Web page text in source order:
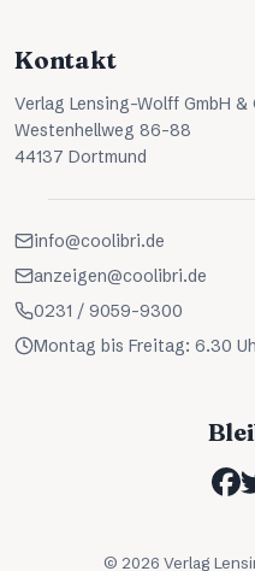
Kontakt
Verlag Lensing-Wolff GmbH &
Westenhellweg 86-88
44137 Dortmund
info@coolibri.de
anzeigen@coolibri.de
0231 / 9059-9300
Montag bis Freitag: 6.30
© 2026 Verlag